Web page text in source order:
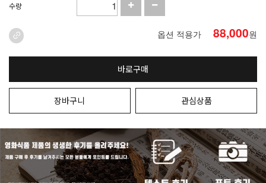
수량
옵션 적용가 88,000원
바로구매
장바구니 관심상품